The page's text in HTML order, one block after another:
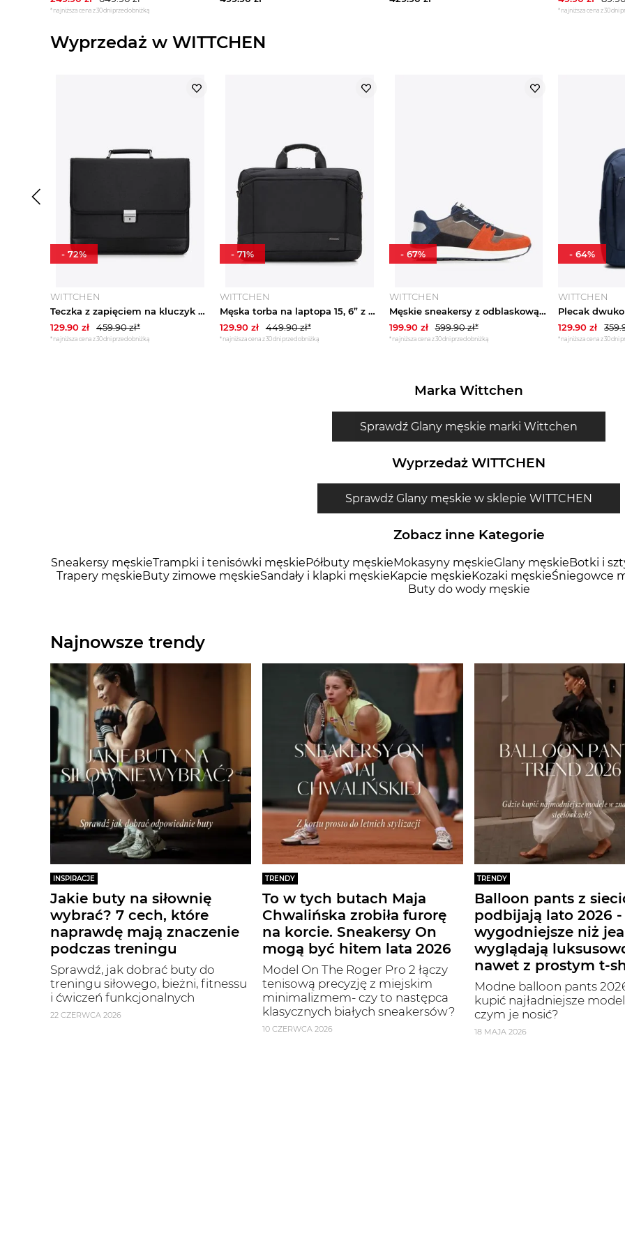
*najniższa cena z 30 dni przed obniżką *najniższa cena z 30 dni
Wyprzedaż w WITTCHEN
WITTCHEN
Teczka z zapięciem na kluczyk z tkaniny czarna Wittchen
129.90 zł 459.90zł*
*najniższa cena z 30 dni przed obniżką
- 72%
WITTCHEN
Męska torba na laptopa 15, 6” z połyskującą wstawką czarna Wittchen
129.90zł 449.90zł*
*najniższa cena z 30 dni przed obniżką
- 71%
WITTCHEN
Męskie sneakersy z odblaskową wstawką szaro-pomarańczowe Wittchen
199.90zł 599.90zł*
*najniższa cena z 30 dni przed obniżką
- 67%
WITTCHEN
129.90 zł
*najniższa cena z 30 dni
-64%
Marka Wittchen
Sprawdź Glany męskie marki Wittchen
Wyprzedaż WITTCHEN
Sprawdź Glany męskie w sklepie WITTCHEN
Zobacz inne Kategorie
Sneakersy męskieTrampki i tenisówki męskiePółbuty męskieMokasyny męskieGlany męskieBotki i
Trapery męskieButy zimowe męskieSandały i klapki męskieKapcie męskieKozaki męskieŚniegowce
Buty do wody męskie
Najnowsze trendy
INSPIRACJE
Jakie buty na siłownię
wybrać? 7 cech, które
naprawdę mają znaczenie
podczas treningu
Sprawdź, jak dobrać buty do
treningu siłowego, bieżni, fitnessu
i ćwiczeń funkcjonalnych
22 CZERWCA 2026
TRENDY
To w tych butach Maja
Chwalińska zrobiła furorę
na korcie. Sneakersy On
mogą być hitem lata 2026
Model On The Roger Pro 2 łączy
tenisową precyzję z miejskim
minimalizmem- czy to następca
klasycznych białych sneakersów?
10 CZERWCA 2026
TRENDY
Balloon pants z
podbijają lato 2026 -
wygodniejsze niż
wyglądają
nawet z prostym t-
Modne balloon pants
kupić najładniejsze
czym je nosić?
18 MAJA 2026